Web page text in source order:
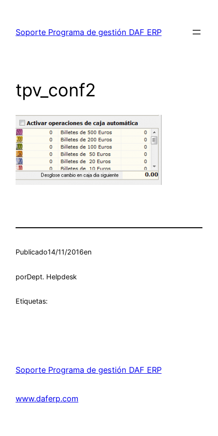
contenido
Soporte Programa de gestión DAF ERP
tpv_conf2
Publicado14/11/2016en
porDept. Helpdesk
Etiquetas:
Soporte Programa de gestión DAF ERP
www.daferp.com